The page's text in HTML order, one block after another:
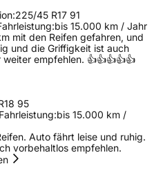
225/45 R17 91
bis 15.000 km / Jahr
mit den Reifen gefahren, und
und die Griffigkeit ist auch
empfehlen. 👍👍👍👍👍
95
bis 15.000 km /
Auto fährt leise und ruhig.
vorbehaltlos empfehlen.